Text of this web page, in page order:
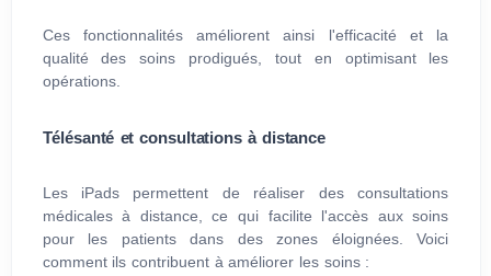
Ces fonctionnalités améliorent ainsi l'efficacité et la
qualité des soins prodigués, tout en optimisant les
opérations.
Télésanté et consultations à distance
Les iPads permettent de réaliser des consultations
médicales à distance, ce qui facilite l'accès aux soins
pour les patients dans des zones éloignées. Voici
comment ils contribuent à améliorer les soins :